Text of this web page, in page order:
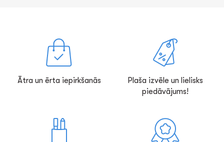
Ātra un ērta iepirkšanās
Plaša izvēle un lielisks
piedāvājums!